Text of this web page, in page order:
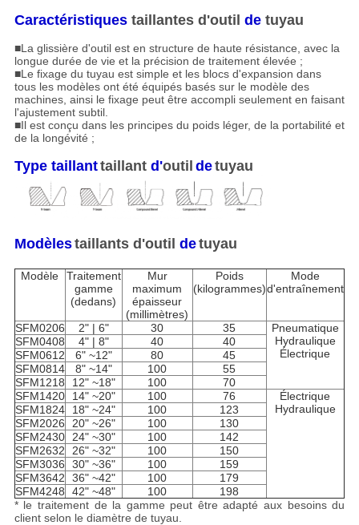
Caractéristiquestaillantes d'outil detuyau
■La glissière d'outil est en structure de haute résistance, avec la
longue durée de vie et la précision de traitement élevée ;
■Le fixage du tuyau est simple et les blocs d'expansion dans
tous les modèles ont été équipés basés sur le modèle des
machines, ainsi le fixage peut être accompli seulement en faisant
l'ajustement subtil.
■Il est conçu dans les principes du poids léger, de la portabilité et
de la longévité ;
Type taillanttaillant d'outil detuyau
Modèlestaillants d'outil detuyau
Modèle
Traitement
gamme
(dedans)
Mur
maximum
épaisseur
(millimètres)
Poids
(kilogrammes)
Mode
d'entraînement
SFM0206 2" | 6" 30 35
Pneumatique
Hydraulique
Électrique
SFM0408 4" | 8" 40
40
SFM0612
6" ~12" 80
45
SFM0814
8" ~14" 100
55
SFM1218
12" ~18" 100
70
SFM1420
14" ~20" 100 76
Électrique
Hydraulique
SFM1824 18" ~24" 100
123
SFM2026
20" ~26" 100
130
SFM2430
24" ~30" 100
142
SFM2632
26" ~32" 100
150
SFM3036
30" ~36" 100
159
SFM3642
36" ~42" 100
179
SFM4248
42" ~48" 100
198
* le traitement de la gamme peut être adapté aux besoins du
client selon le diamètre de tuyau.